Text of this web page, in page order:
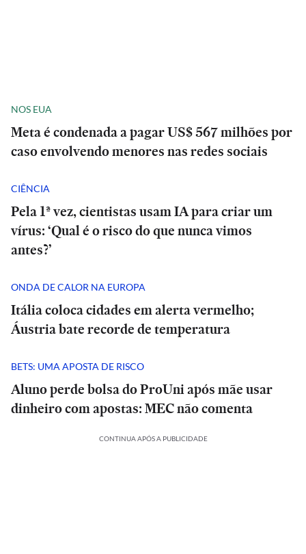
NOS EUA
Meta é condenada a pagar US$ 567 milhões por
caso envolvendo menores nas redes sociais
CIÊNCIA
Pela 1ª vez, cientistas usam IA para criar um
vírus: ‘Qual é o risco do que nunca vimos
antes?’
ONDA DE CALOR NA EUROPA
Itália coloca cidades em alerta vermelho;
Áustria bate recorde de temperatura
BETS: UMA APOSTA DE RISCO
Aluno perde bolsa do ProUni após mãe usar
dinheiro com apostas: MEC não comenta
CONTINUA APÓS A PUBLICIDADE